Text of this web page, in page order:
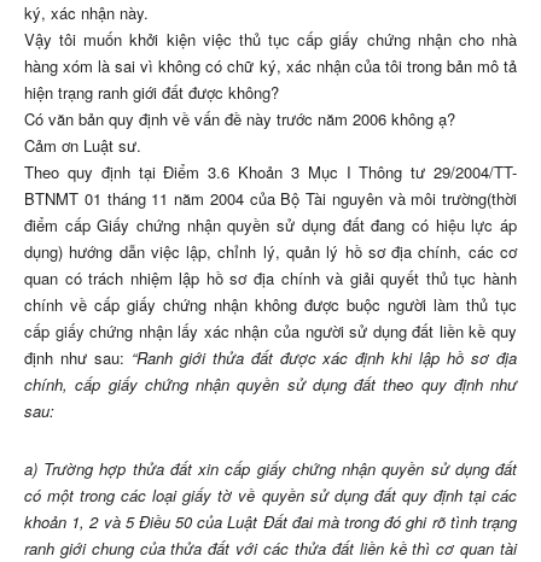
ký, xác nhận này.
Vậy tôi muốn khởi kiện việc thủ tục cấp giấy chứng nhận cho nhà
hàng xóm là sai vì không có chữ ký, xác nhận của tôi trong bản mô tả
hiện trạng ranh giới đất được không?
Có văn bản quy định về vấn đề này trước năm 2006 không ạ?
Cảm ơn Luật sư.
Theo quy định tại Điểm 3.6 Khoản 3 Mục I Thông tư 29/2004/TT-
BTNMT 01 tháng 11 năm 2004 của Bộ Tài nguyên và môi trường(thời
điểm cấp Giấy chứng nhận quyền sử dụng đất đang có hiệu lực áp
dụng) hướng dẫn việc lập, chỉnh lý, quản lý hồ sơ địa chính, các cơ
quan có trách nhiệm lập hồ sơ địa chính và giải quyết thủ tục hành
chính về cấp giấy chứng nhận không được buộc người làm thủ tục
cấp giấy chứng nhận lấy xác nhận của người sử dụng đất liền kề quy
định như sau: “Ranh giới thửa đất được xác định khi lập hồ sơ địa
chính, cấp giấy chứng nhận quyền sử dụng đất theo quy định như
sau:
a) Trường hợp thửa đất xin cấp giấy chứng nhận quyền sử dụng đất
có một trong các loại giấy tờ về quyền sử dụng đất quy định tại các
khoản 1, 2 và 5 Điều 50 của Luật Đất đai mà trong đó ghi rõ tình trạng
ranh giới chung của thửa đất với các thửa đất liền kề thì cơ quan tài